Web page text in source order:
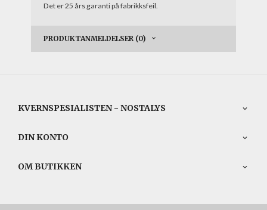
Det er 25 års garanti på fabrikksfeil.
PRODUKTANMELDELSER (0)
KVERNSPESIALISTEN - NOSTALYS
DIN KONTO
OM BUTIKKEN